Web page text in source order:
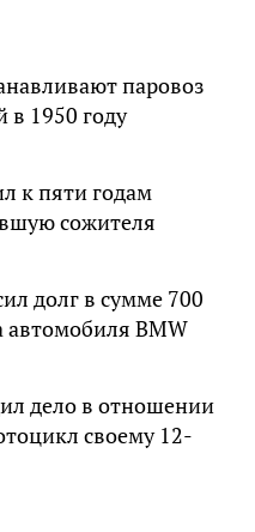
паровоз
в 1950 году
к пяти годам
сожителя
долг в сумме 700
автомобиля BMW
дело в отношении
своему 12-